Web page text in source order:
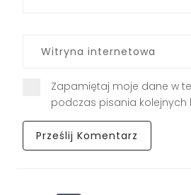
Zapamiętaj moje dane w
podczas pisania kolejnych